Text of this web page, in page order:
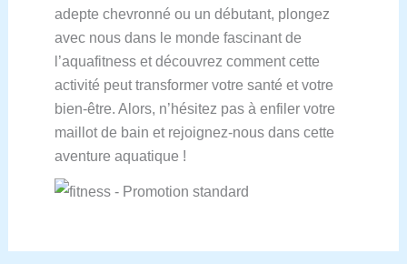
adepte chevronné ou un débutant, plongez
avec nous dans le monde fascinant de
l’aquafitness et découvrez comment cette
activité peut transformer votre santé et votre
bien-être. Alors, n’hésitez pas à enfiler votre
maillot de bain et rejoignez-nous dans cette
aventure aquatique !